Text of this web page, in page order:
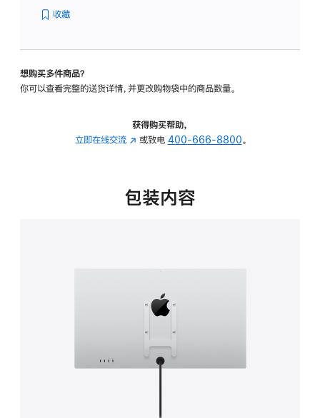
转
的
收藏
想购买多件商品？
你可以查看完整的送货详情，并更改购物袋中的商品数量。
获得购买帮助，
立即在线交流 (在
中
或致电 400-666-8800。
包装内容